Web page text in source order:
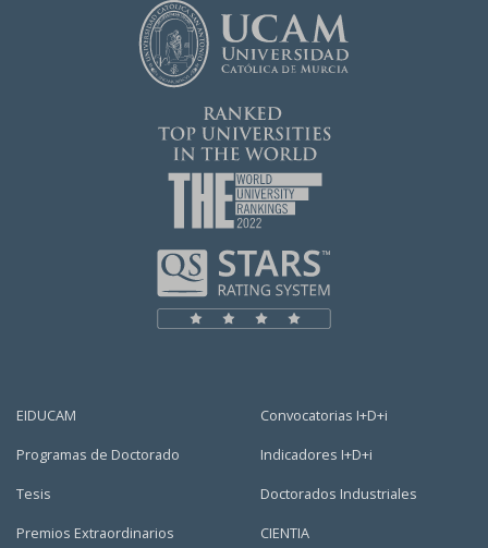
EIDUCAM
Programas de Doctorado
Tesis
Premios Extraordinarios
Convocatorias I+D+i
Indicadores I+D+i
Doctorados Industriales
CIENTIA